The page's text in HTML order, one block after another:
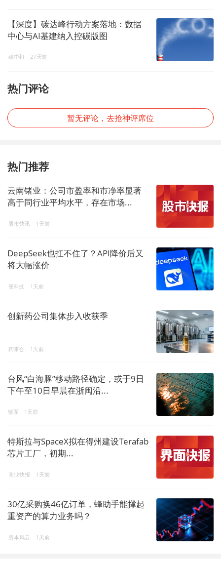
【深度】碳达峰行动方案落地：数据
中心与AI基建纳入控碳版图
碳中和 27天前
热门评论
暂无评论，去抢神评席位
热门推荐
云南锗业：公司市盈率和市净率显著
高于同行业平均水平，存在市场...
股市快讯 1天前
DeepSeek也扛不住了？API降价后又
将大幅涨价
硬科技 1天前
创新药公司集体步入收获季
药事会 1天前
台风“白海豚”移动路径确定，或于9日
下午至10日早晨在浙闽沿...
镜面 1天前
特斯拉与SpaceX拟在得州建设Terafab
芯片工厂，初期...
商业快报 1天前
30亿采购换46亿订单，蜂助手能撑起
重资产的算力业务吗？
资本风云 1天前